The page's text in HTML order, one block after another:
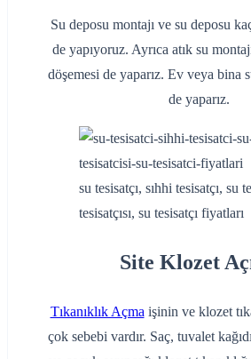
Su deposu montajı ve su deposu
de yapıyoruz. Ayrıca atık su
döşemesi de yaparız. Ev veya bina
de yaparız.
su tesisatçı, sıhhi tesisatçı, su
tesisatçısı, su tesisatçı fiyatları
Site Klozet
Tıkanıklık Açma işinin ve klozet
çok sebebi vardır. Saç, tuvalet